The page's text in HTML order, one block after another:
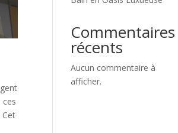
Cet
Commentaires
récents
Aucun commentaire à
afficher.